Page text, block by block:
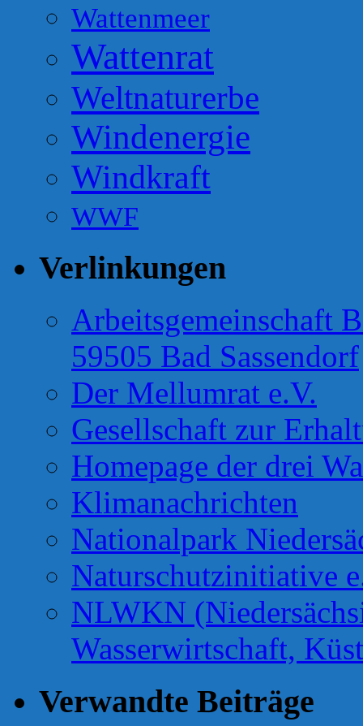
Wattenmeer
Wattenrat
Weltnaturerbe
Windenergie
Windkraft
WWF
Verlinkungen
Arbeitsgemeinschaft
59505 Bad Sassendorf
Der Mellumrat e.V.
Gesellschaft zur
Homepage der drei
Klimanachrichten
Nationalpark
Naturschutzinitiative
NLWKN
Wasserwirtschaft,
Verwandte Beiträge